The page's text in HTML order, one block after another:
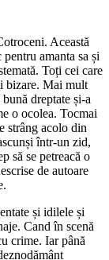
Această
amanta sa și
Toți cei care
bizare. Mai mult
dreptate și-a
o ocolea. Tocmai
strâng acolo din
într-un zid,
să se petreacă o
de autoare
și idilele și
Cand în scenă
crime. Iar până